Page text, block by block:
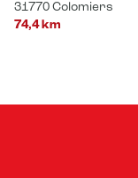
31770 Colomiers
74,4 km